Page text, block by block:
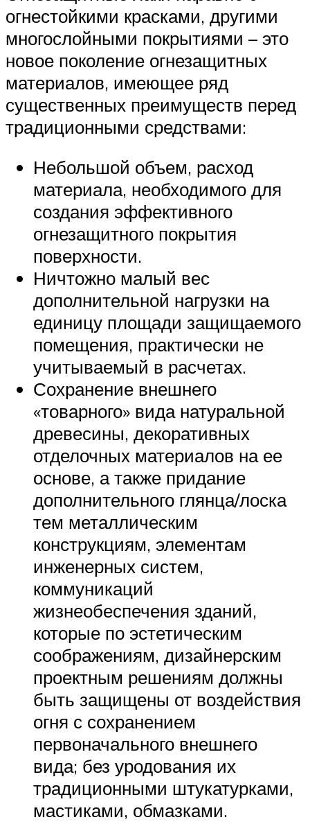
огнестойкими красками, другими
многослойными покрытиями – это
новое поколение огнезащитных
материалов, имеющее ряд
существенных преимуществ перед
традиционными средствами:
Небольшой объем, расход
материала, необходимого для
создания эффективного
огнезащитного покрытия
поверхности.
Ничтожно малый вес
дополнительной нагрузки на
единицу площади защищаемого
помещения, практически не
учитываемый в расчетах.
Сохранение внешнего
«товарного» вида натуральной
древесины, декоративных
отделочных материалов на ее
основе, а также придание
дополнительного глянца/лоска
тем металлическим
конструкциям, элементам
инженерных систем,
коммуникаций
жизнеобеспечения зданий,
которые по эстетическим
соображениям, дизайнерским
проектным решениям должны
быть защищены от воздействия
огня с сохранением
первоначального внешнего
вида; без уродования их
традиционными штукатурками,
мастиками, обмазками.